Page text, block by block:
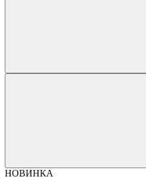
НОВИНКА